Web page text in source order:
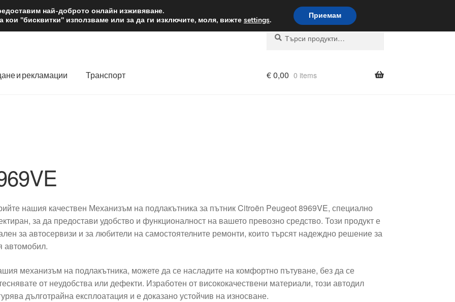
лв. Доставка по целия свят
Търсене
Търсене
и рекламации Транспорт €0,00 0 items
нашия качествен Механизъм на подлакътника за пътник Citroën Peugeot 8969VE, специално
за да предостави удобство и функционалност на вашето превозно средство. Този продукт е
за автосервизи и за любители на самостоятелните ремонти, които търсят надеждно решение за
автомобил.
механизъм на подлакътника, можете да се насладите на комфортно пътуване, без да се
от неудобства или дефекти. Изработен от висококачествени материали, този автодил
дълготрайна експлоатация и е доказано устойчив на износване.
най-доброто онлайн изживяване.
"бисквитки" използваме или за да ги изключите, моля, вижте settings. Приемам